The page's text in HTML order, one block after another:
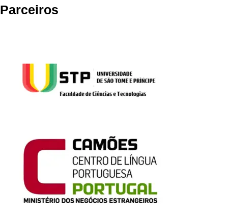
Parceiros